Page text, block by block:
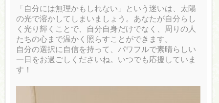
「自分には無理かもしれない」という迷いは、太陽
の光で溶かしてしまいましょう。あなたが自分らし
く光り輝くことで、自分自身だけでなく、周りの人
たちの心まで温かく照らすことができます。
自分の選択に自信を持って、パワフルで素晴らしい
一日をお過ごしくださいね。いつでも応援していま
す！